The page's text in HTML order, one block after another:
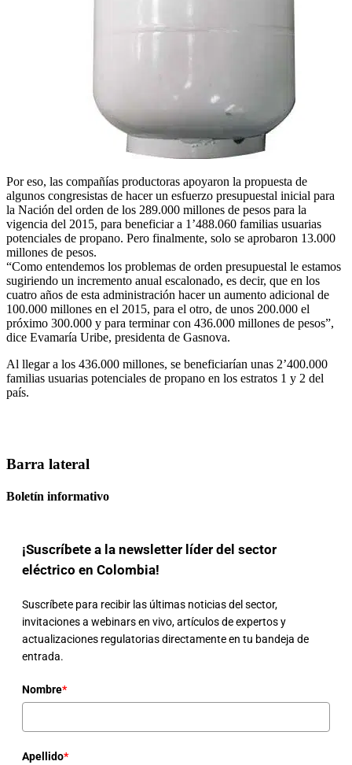
Por eso, las compañías productoras apoyaron la propuesta de
algunos congresistas de hacer un esfuerzo presupuestal inicial para
la Nación del orden de los 289.000 millones de pesos para la
vigencia del 2015, para beneficiar a 1’488.060 familias usuarias
potenciales de propano. Pero finalmente, solo se aprobaron 13.000
millones de pesos.
“Como entendemos los problemas de orden presupuestal le estamos
sugiriendo un incremento anual escalonado, es decir, que en los
cuatro años de esta administración hacer un aumento adicional de
100.000 millones en el 2015, para el otro, de unos 200.000 el
próximo 300.000 y para terminar con 436.000 millones de pesos”,
dice Evamaría Uribe, presidenta de Gasnova.
Al llegar a los 436.000 millones, se beneficiarían unas 2’400.000
familias usuarias potenciales de propano en los estratos 1 y 2 del
país.
Barra lateral
Boletín informativo
¡Suscríbete a la newsletter líder del sector
eléctrico en Colombia!
Suscríbete para recibir las últimas noticias del sector,
invitaciones a webinars en vivo, artículos de expertos y
actualizaciones regulatorias directamente en tu bandeja de
entrada.
Nombre*
Apellido*